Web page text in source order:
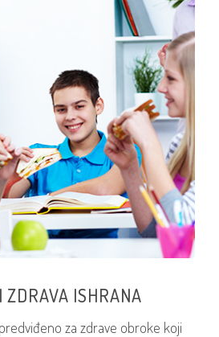
ZDRAVA ISHRANA
za zdrave obroke koji